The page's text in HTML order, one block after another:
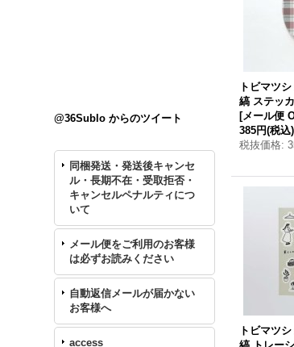
@36Sublo からのツイート
同梱発送・発送後キャンセ
ル・長期不在・受取拒否・
キャンセルペナルティにつ
いて
メール便をご利用のお客様
は必ずお読みください
自動返信メールが届かない
お客様へ
access
トビマツ
縞 ステッ
[メール便
385円(税込)
税抜価格:
トビマツ